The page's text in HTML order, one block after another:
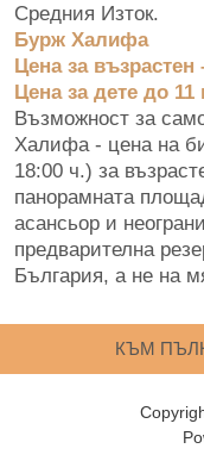
Средния Изток.
Бурж Халифа
Цена за възрастен
Цена за дете до 11
Възможност за
Халифа - цена на
18:00 ч.) за
панорамната
асансьор и
предварителна
България, а не на
КЪМ